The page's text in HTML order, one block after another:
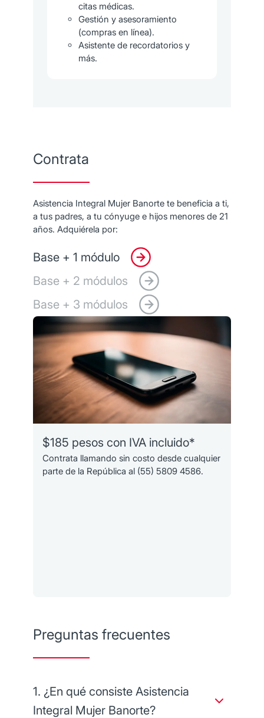
citas médicas.
Gestión y asesoramiento
(compras en línea).
Asistente de recordatorios y
más.
Contrata
Asistencia Integral Mujer Banorte te beneficia a ti,
a tus padres, a tu cónyuge e hijos menores de 21
años. Adquiérela por:
Base + 1 módulo
Base + 2 módulos
Base + 3 módulos
$185 pesos con IVA incluido*
Contrata llamando sin costo desde cualquier
parte de la República al (55) 5809 4586.
Preguntas frecuentes
1. ¿En qué consiste Asistencia
Integral Mujer Banorte?